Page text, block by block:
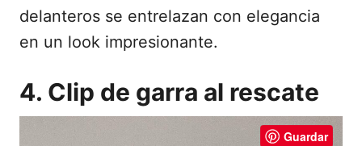
delanteros se entrelazan con elegancia
en un look impresionante.
4. Clip de garra al rescate
Guardar